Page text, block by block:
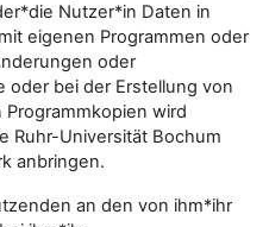
Nutzer*in Daten in
eigenen Programmen oder
oder
oder bei der Erstellung von
wird
Ruhr-Universität Bochum
anbringen.
an den von ihm*ihr